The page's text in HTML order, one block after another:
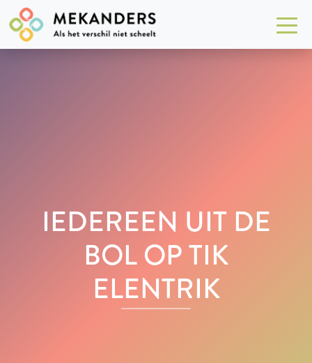
IEDEREEN UIT DE
BOL OP TIK
ELENTRIK